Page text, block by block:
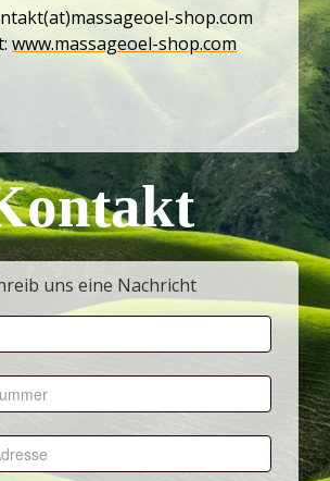
shop.com
www.massageoel-shop.com
uns eine Nachricht